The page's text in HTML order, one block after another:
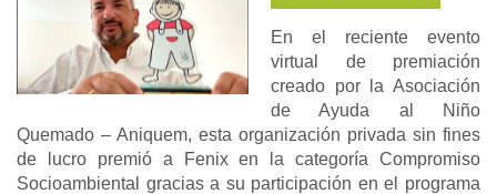
En el reciente evento
virtual de premiación
creado por la Asociación
de Ayuda al Niño
Quemado – Aniquem, esta organización privada sin fines
de lucro premió a Fenix en la categoría Compromiso
Socioambiental gracias a su participación en el programa